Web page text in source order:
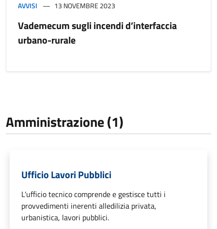
AVVISI 13 NOVEMBRE 2023
Vademecum sugli incendi d’interfaccia
urbano-rurale
Amministrazione (1)
Ufficio Lavori Pubblici
L'ufficio tecnico comprende e gestisce tutti i
provvedimenti inerenti alledilizia privata,
urbanistica, lavori pubblici.